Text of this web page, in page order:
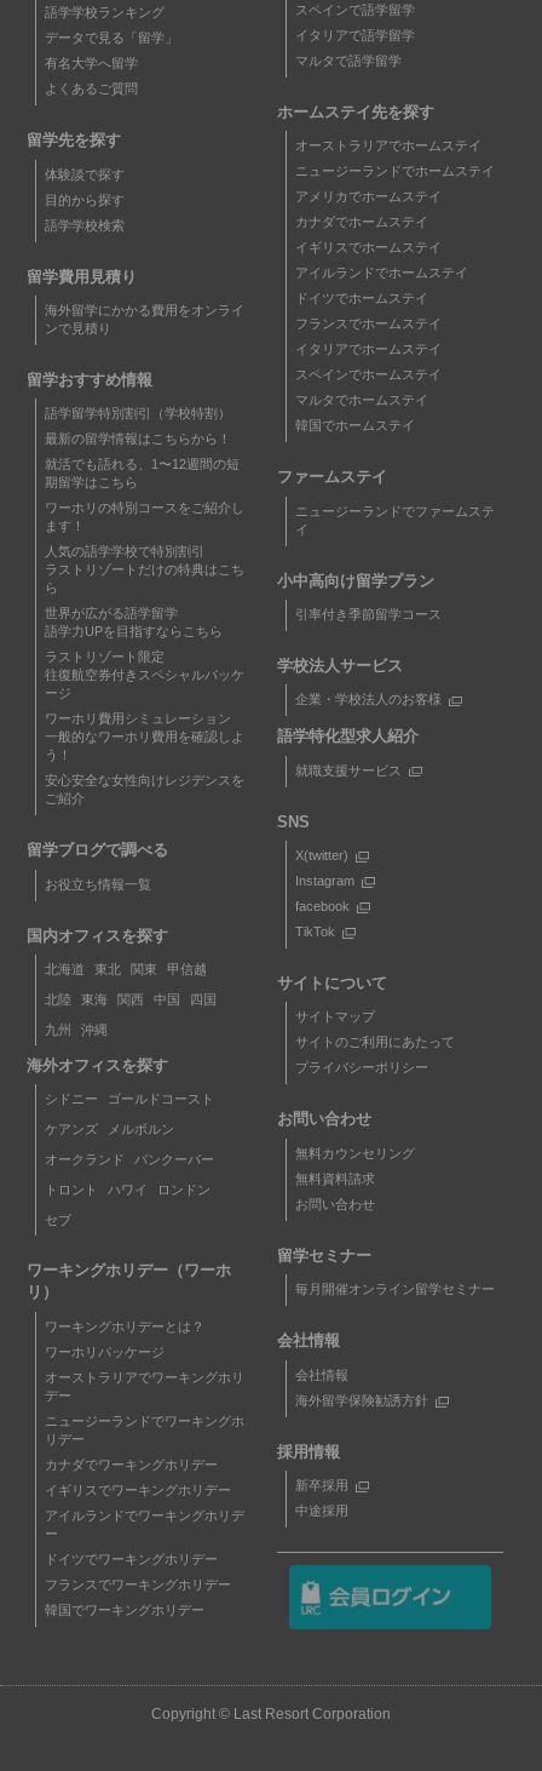
語学学校ランキング
データで見る「留学」
有名大学へ留学
よくあるご質問
留学先を探す
体験談で探す
目的から探す
語学学校検索
留学費用見積り
海外留学にかかる費用をオンライ
ンで見積り
留学おすすめ情報
語学留学特別割引（学校特割）
最新の留学情報はこちらから！
就活でも語れる、1〜12週間の短
期留学はこちら
ワーホリの特別コースをご紹介し
ます！
人気の語学学校で特別割引
ラストリゾートだけの特典はこち
ら
世界が広がる語学留学
語学力UPを目指すならこちら
ラストリゾート限定
往復航空券付きスペシャルパッケ
ージ
ワーホリ費用シミュレーション
一般的なワーホリ費用を確認しよ
う！
安心安全な女性向けレジデンスを
ご紹介
留学ブログで調べる
お役立ち情報一覧
国内オフィスを探す
北海道 東北 関東 甲信越
北陸 東海 関西 中国 四国
九州 沖縄
海外オフィスを探す
シドニー ゴールドコースト
ケアンズ メルボルン
オークランド バンクーバー
トロント ハワイ ロンドン
セブ
ワーキングホリデー（ワーホ
リ）
ワーキングホリデーとは？
ワーホリパッケージ
オーストラリアでワーキングホリ
デー
ニュージーランドでワーキングホ
リデー
カナダでワーキングホリデー
イギリスでワーキングホリデー
アイルランドでワーキングホリデ
ー
ドイツでワーキングホリデー
フランスでワーキングホリデー
韓国でワーキングホリデー
スペインで語学留学
イタリアで語学留学
マルタで語学留学
ホームステイ先を探す
オーストラリアでホームステイ
ニュージーランドでホームステイ
アメリカでホームステイ
カナダでホームステイ
イギリスでホームステイ
アイルランドでホームステイ
ドイツでホームステイ
フランスでホームステイ
イタリアでホームステイ
スペインでホームステイ
マルタでホームステイ
韓国でホームステイ
ファームステイ
ニュージーランドでファームステ
イ
小中高向け留学プラン
引率付き季節留学コース
学校法人サービス
企業・学校法人のお客様
語学特化型求人紹介
就職支援サービス
SNS
X(twitter)
Instagram
facebook
TikTok
サイトについて
サイトマップ
サイトのご利用にあたって
プライバシーポリシー
お問い合わせ
無料カウンセリング
無料資料請求
お問い合わせ
留学セミナー
毎月開催オンライン留学セミナー
会社情報
会社情報
海外留学保険勧誘方針
採用情報
新卒採用
中途採用
Copyright © Last Resort Corporation